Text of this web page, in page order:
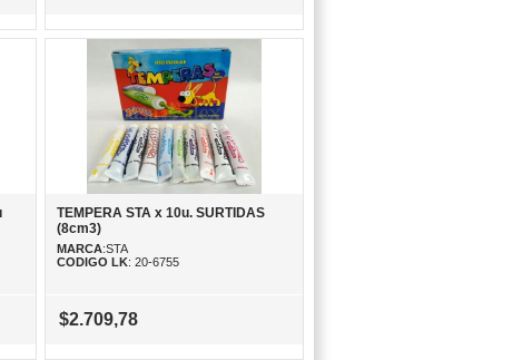
TEMPERA STA x 10u. SURTIDAS
(8cm3)
MARCA:STA
CODIGO LK: 20-6755
$2.709,78